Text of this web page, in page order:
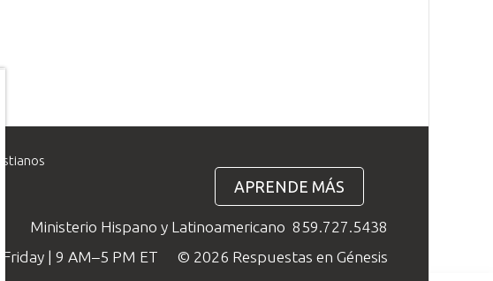
APRENDE MÁS
Ministerio Hispano y Latinoamericano 859.727.5438
| 9 AM–5 PM ET
© 2026 Respuestas en Génesis